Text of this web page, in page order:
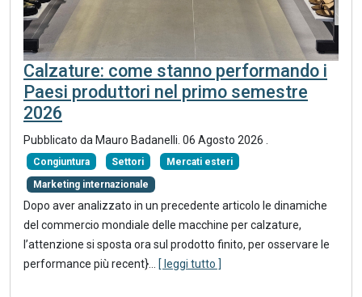
Calzature: come stanno performando i
Paesi produttori nel primo semestre
2026
Pubblicato da Mauro Badanelli. 06 Agosto 2026 .
Congiuntura Settori Mercati esteri
Marketing internazionale
Dopo aver analizzato in un precedente articolo le dinamiche
del commercio mondiale delle macchine per calzature,
l’attenzione si sposta ora sul prodotto finito, per osservare le
performance più recent}
[ leggi tutto ]